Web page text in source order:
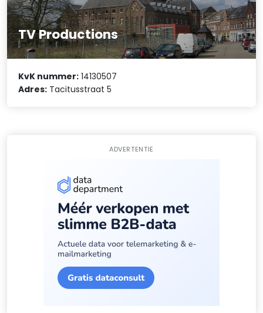
TV Productions
KvK nummer: 14130507
Adres: Tacitusstraat 5
ADVERTENTIE